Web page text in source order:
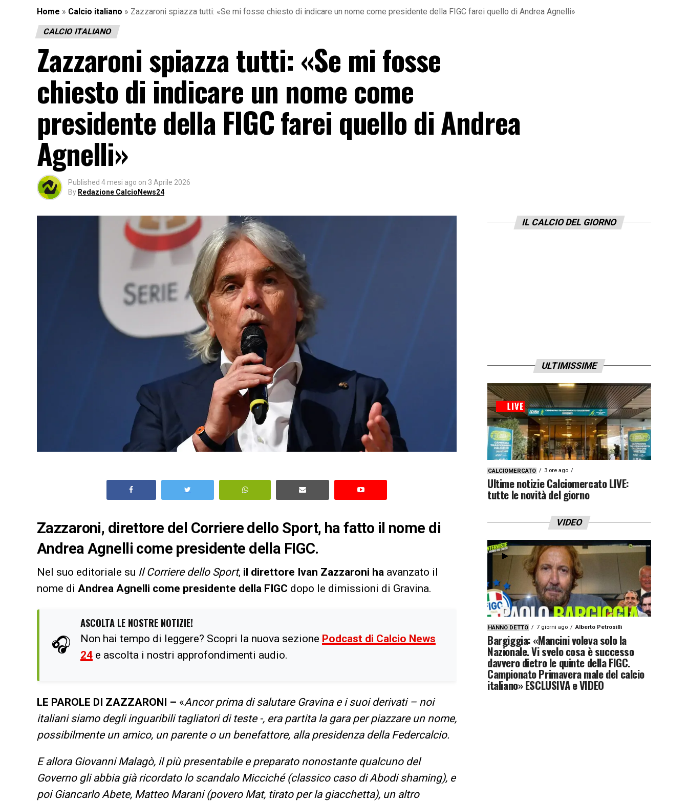
Home » Calcio italiano » Zazzaroni spiazza tutti: «Se mi fosse chiesto di indicare un nome come presidente della FIGC farei quello di Andrea Agnelli»
CALCIO ITALIANO
Zazzaroni spiazza tutti: «Se mi fosse
chiesto di indicare un nome come
presidente della FIGC farei quello di Andrea
Agnelli»
Published 4 mesi ago on 3 Aprile 2026
By Redazione CalcioNews24
Zazzaroni, direttore del Corriere dello Sport, ha fatto il nome di
Andrea Agnelli come presidente della FIGC.
Nel suo editoriale su Il Corriere dello Sport, il direttore Ivan Zazzaroni ha avanzato il
nome di Andrea Agnelli come presidente della FIGC dopo le dimissioni di Gravina.
🎧
ASCOLTA LE NOSTRE NOTIZIE!
Non hai tempo di leggere? Scopri la nuova sezione Podcast di Calcio News
24 e ascolta i nostri approfondimenti audio.
LE PAROLE DI ZAZZARONI – «Ancor prima di salutare Gravina e i suoi derivati – noi
italiani siamo degli inguaribili tagliatori di teste -, era partita la gara per piazzare un nome,
possibilmente un amico, un parente o un benefattore, alla presidenza della Federcalcio.
E allora Giovanni Malagò, il più presentabile e preparato nonostante qualcuno del
Governo gli abbia già ricordato lo scandalo Micciché (classico caso di Abodi shaming), e
poi Giancarlo Abete, Matteo Marani (povero Mat, tirato per la giacchetta), un altro
IL CALCIO DEL GIORNO
ULTIMISSIME
CALCIOMERCATO 3 ore ago
Ultime notizie Calciomercato LIVE:
tutte le novità del giorno
VIDEO
HANNO DETTO 7 giorni ago Alberto Petrosilli
Bargiggia: «Mancini voleva solo la
Nazionale. Vi svelo cosa è successo
davvero dietro le quinte della FIGC.
Campionato Primavera male del calcio
italiano» ESCLUSIVA e VIDEO